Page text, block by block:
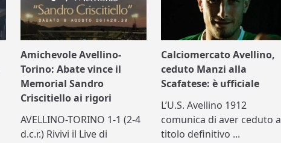
Amichevole Avellino-
Torino: Abate vince il
Memorial Sandro
Criscitiello ai rigori
AVELLINO-TORINO 1-1 (2-4
d.c.r.) Rivivi il Live di
Calciomercato Avellino,
ceduto Manzi alla
Scafatese: è ufficiale
L’U.S. Avellino 1912
comunica di aver ceduto a
titolo definitivo ...